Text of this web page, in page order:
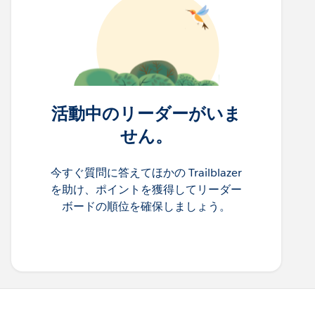
活動中のリーダーがいま
せん。
今すぐ質問に答えてほかの Trailblazer
を助け、ポイントを獲得してリーダー
ボードの順位を確保しましょう。